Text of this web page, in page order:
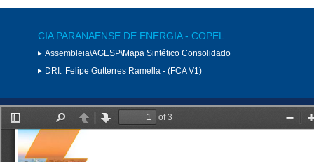
CIA PARANAENSE DE ENERGIA - COPEL
Assembleia\AGESP\Mapa Sintético Consolidado
DRI: Felipe Gutterres Ramella - (FCA V1)